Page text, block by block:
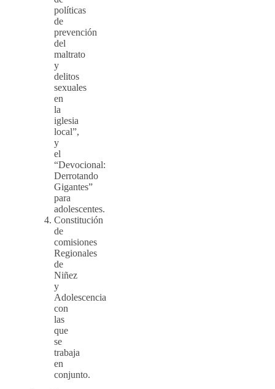
políticas
de
prevención
del
maltrato
y
delitos
sexuales
en
la
iglesia
local”,
y
el
“Devocional:
Derrotando
Gigantes”
para
adolescentes.
Constitución
de
comisiones
Regionales
de
Niñez
y
Adolescencia
con
las
que
se
trabaja
en
conjunto.